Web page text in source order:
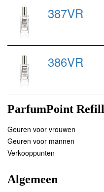
387VR
386VR
ParfumPoint Refill
Geuren voor vrouwen
Geuren voor mannen
Verkooppunten
Algemeen